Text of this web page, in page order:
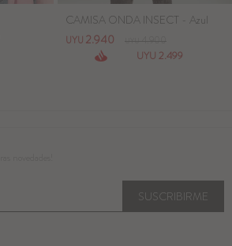
CAMISA ONDA INSECT - Azul
UYU 2.940
UYU 2.499
SUSCRIBIRME